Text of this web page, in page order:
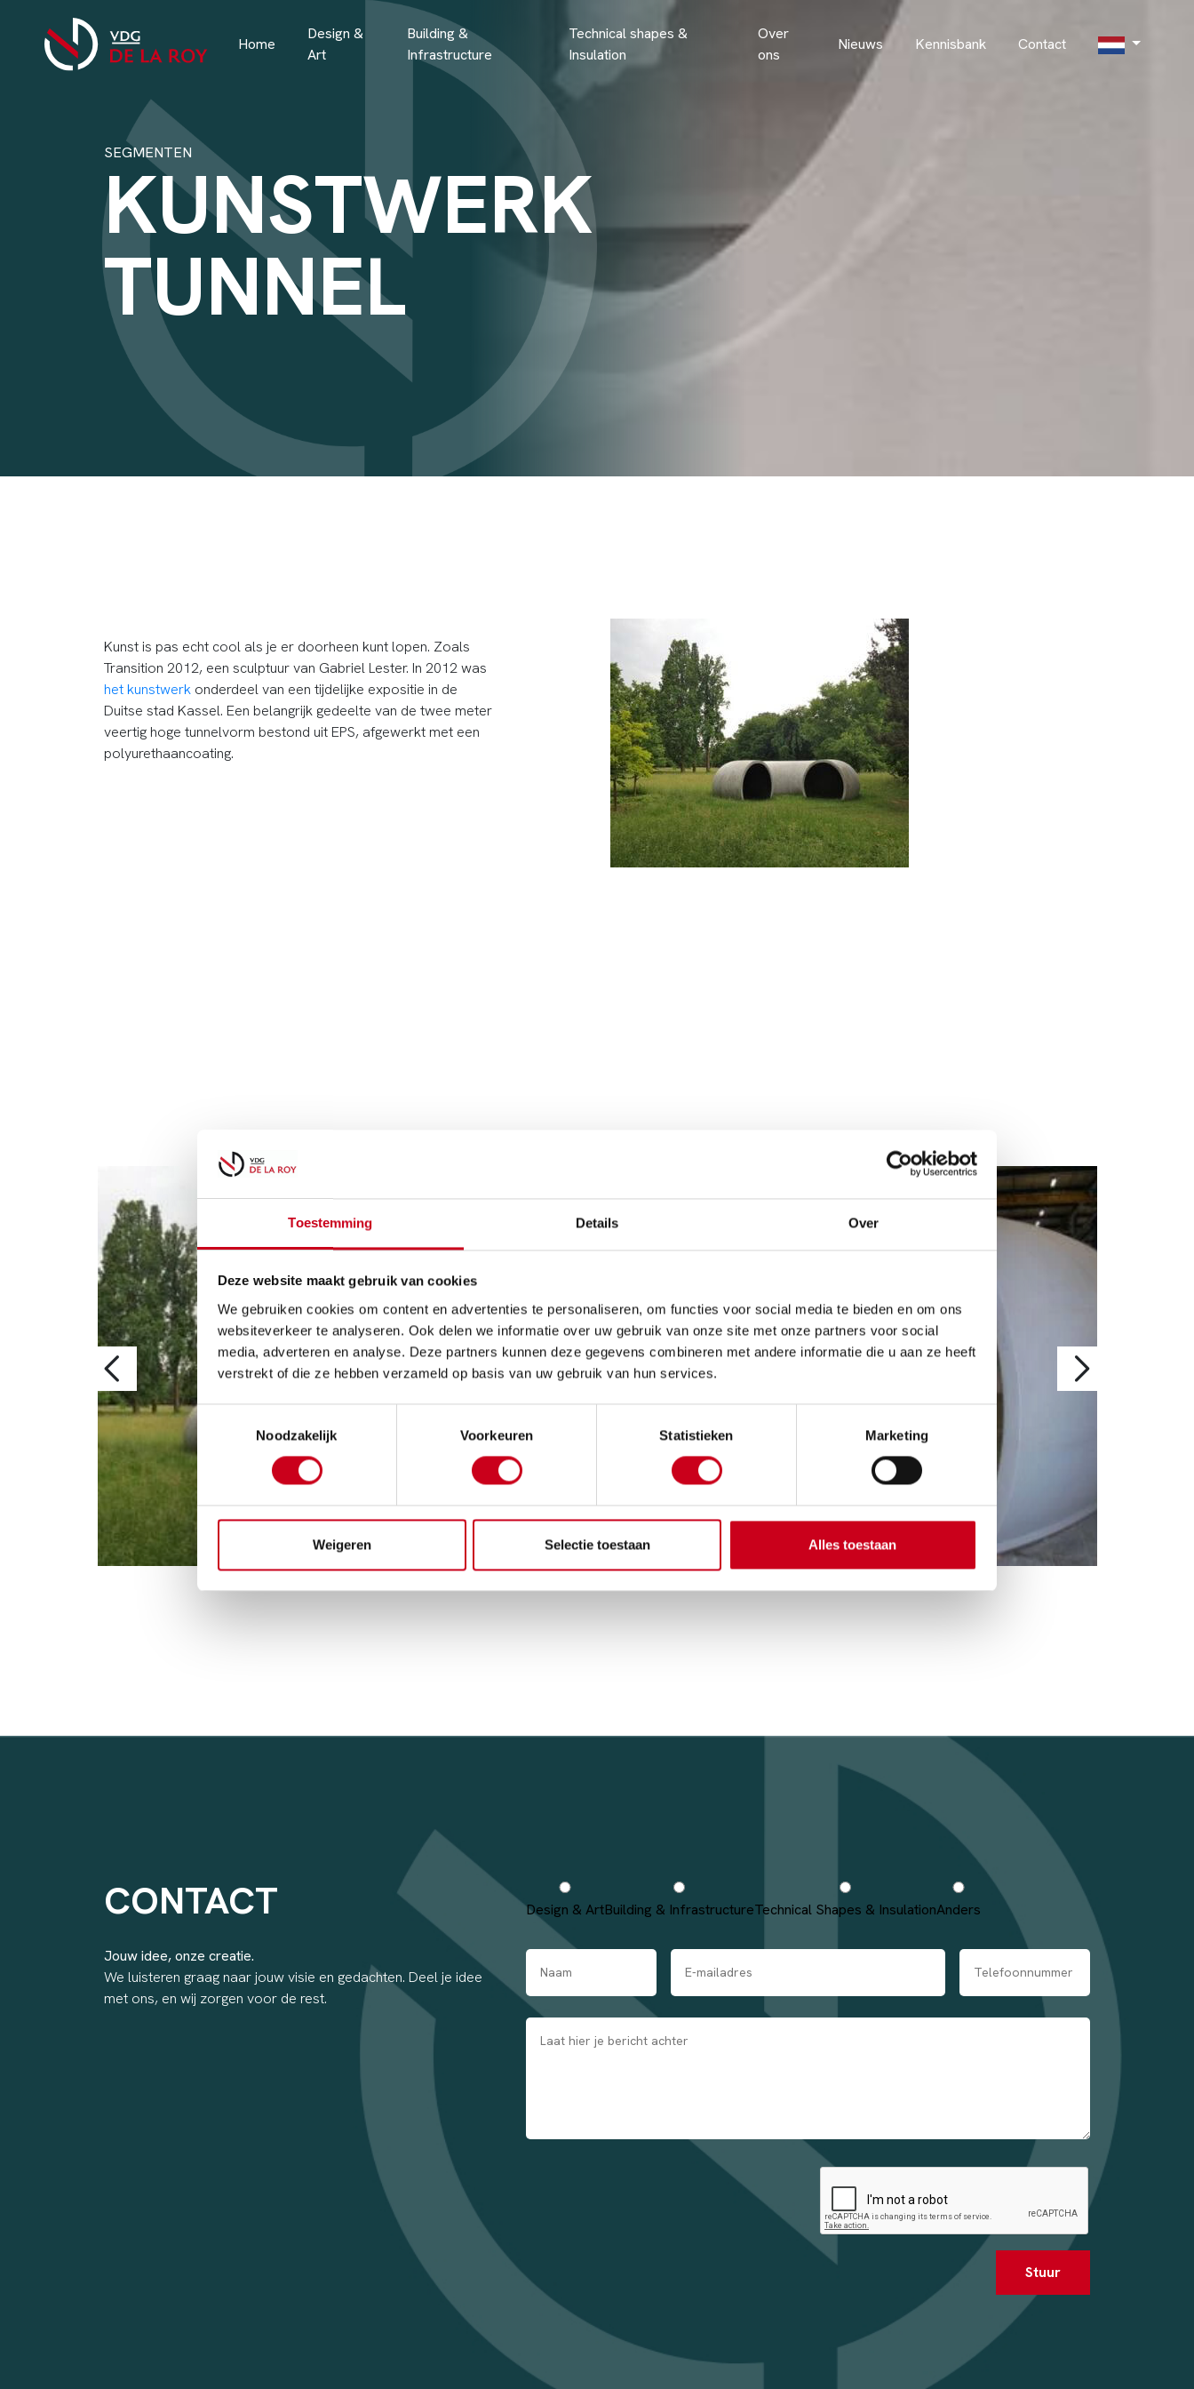
Toestemming Details Over
Deze website maakt gebruik van cookies
We gebruiken cookies om content en advertenties te personaliseren, om functies voor social media te bieden en om ons
websiteverkeer te analyseren. Ook delen we informatie over uw gebruik van onze site met onze partners voor social
media, adverteren en analyse. Deze partners kunnen deze gegevens combineren met andere informatie die u aan ze heeft
verstrekt of die ze hebben verzameld op basis van uw gebruik van hun services.
Toestemmingsselectie
Noodzakelijk
Voorkeuren Statistieken Marketing
Weigeren Selectie toestaan Alles toestaan
Home
Design &
Art
Building &
Infrastructure
Technical shapes &
Insulation
Over
ons
Nieuws Kennisbank Contact
SEGMENTEN
KUNSTWERK
TUNNEL
Kunst is pas echt cool als je er doorheen kunt lopen. Zoals
Transition 2012, een sculptuur van Gabriel Lester. In 2012 was
het kunstwerk onderdeel van een tijdelijke expositie in de
Duitse stad Kassel. Een belangrijk gedeelte van de twee meter
veertig hoge tunnelvorm bestond uit EPS, afgewerkt met een
polyurethaancoating.
CONTACT
Jouw idee, onze creatie.
We luisteren graag naar jouw visie en gedachten. Deel je idee
met ons, en wij zorgen voor de rest.
Design & ArtBuilding & InfrastructureTechnical Shapes & InsulationAnders
Stuur